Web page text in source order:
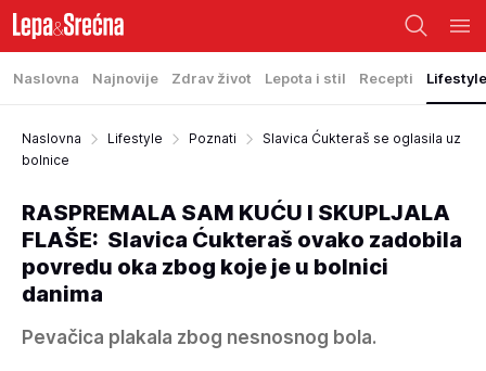
Naslovna Najnovije Zdrav život Lepota i stil Recepti Lifestyle
Naslovna Lifestyle Poznati
Slavica Ćukteraš se oglasila uz
bolnice
RASPREMALA SAM KUĆU I SKUPLJALA
FLAŠE: Slavica Ćukteraš ovako zadobila
povredu oka zbog koje je u bolnici
danima
Pevačica plakala zbog nesnosnog bola.